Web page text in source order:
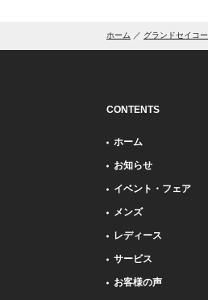
ホーム グランドセイコー
CONTENTS
ホーム
お知らせ
イベント・フェア
メンズ
レディース
サービス
お客様の声